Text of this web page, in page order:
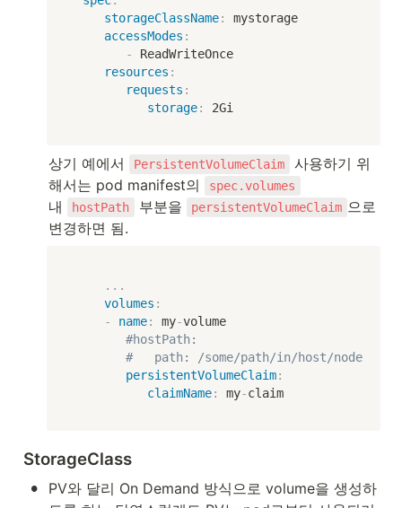
storageClassName:
mystorage
accessModes :
-
ReadWriteOnce
resources :
requests :
storage: 2Gi
상기 예에서 PersistentVolumeClaim
사용하기 위
해서는 pod manifest의
spec.volumes
내 hostPath 부분을 persistentVolumeClaim 으로
변경하면 됨.
...
volumes :
-
name: my-volume
#hostPath:
#   path: /some/path/in/host/node
persistentVolumeClaim:
claimName: my-claim
StorageClass
•
PV와 달리 On Demand 방식으로 volume을 생성하